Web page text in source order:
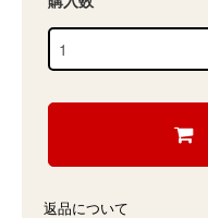
返品について